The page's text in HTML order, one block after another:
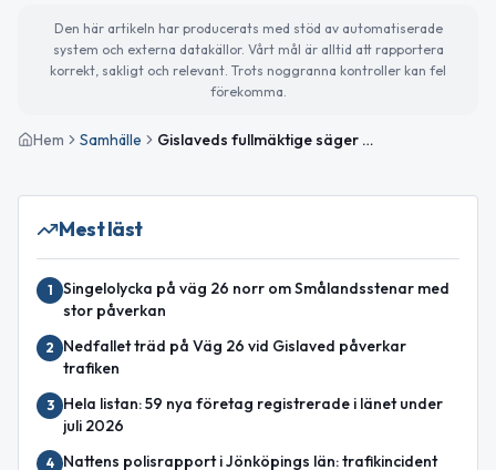
Den här artikeln har producerats med stöd av automatiserade
system och externa datakällor. Vårt mål är alltid att rapportera
korrekt, sakligt och relevant. Trots noggranna kontroller kan fel
förekomma.
Hem Samhälle Gislaveds fullmäktige säger nej till särskilda AI-riktlinjer
Mest läst
1
Singelolycka på väg 26 norr om Smålandsstenar med
stor påverkan
2
Nedfallet träd på Väg 26 vid Gislaved påverkar
trafiken
3
Hela listan: 59 nya företag registrerade i länet under
juli 2026
4 Nattens polisrapport i Jönköpings län: trafikincident